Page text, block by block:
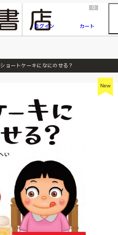
『ONE PIECE magazine 021 ONE PIECEカード付き同梱版』発売延期のご案内
ログイン
0
カート
ショートケーキになにのせる？
New